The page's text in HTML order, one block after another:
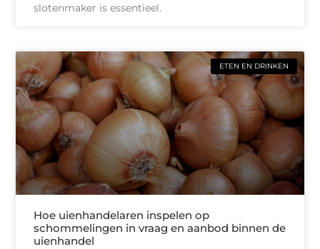
slotenmaker is essentieel.
ETEN EN DRINKEN
Hoe uienhandelaren inspelen op
schommelingen in vraag en aanbod binnen de
uienhandel